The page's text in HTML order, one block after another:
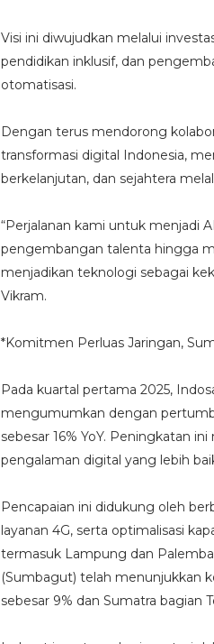
Visi ini diwujudkan melalui
pendidikan inklusif, dan
otomatisasi.
Dengan terus mendorong
transformasi digital Indonesia,
berkelanjutan, dan sejahtera
“Perjalanan kami untuk menjadi
pengembangan talenta hingga
menjadikan teknologi sebagai
Vikram.
*Komitmen Perluas Jaringan,
Pada kuartal pertama 2025,
mengumumkan dengan
sebesar 16% YoY. Peningkatan
pengalaman digital yang lebih
Pencapaian ini didukung oleh
layanan 4G, serta optimalisasi
termasuk Lampung dan
(Sumbagut) telah menunjukkan
sebesar 9% dan Sumatra bagian